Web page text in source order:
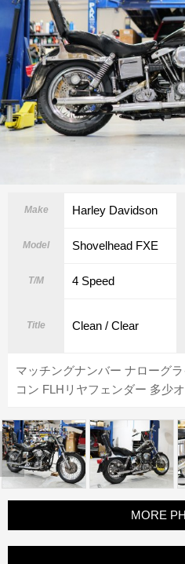
Make Harley Davidson
Model Shovelhead FXE
T/M 4 Speed
Title Clean / Clear
マッチングナンバー ナローグ
コン FLHリヤフェンダー 多少
MORE